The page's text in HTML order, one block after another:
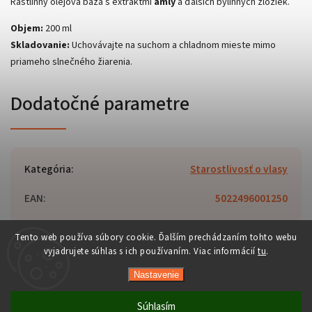
Tento web používa súbory cookie. Ďalším prechádzaním tohto webu
vyjadrujete súhlas s ich používaním. Viac informácií tu.
Nastavenie
Súhlasím
Objem: 200 ml
Skladovanie: Uchovávajte na suchom a chladnom mieste mimo
priameho slnečného žiarenia.
Dodatočné parametre
Kategória:
Starostlivosť o vlasy
EAN: 5022496001250
Orient-Food.sk. Všetky práva vyhradené.
Upraviť nastavenie cookies
Shoptet | Design